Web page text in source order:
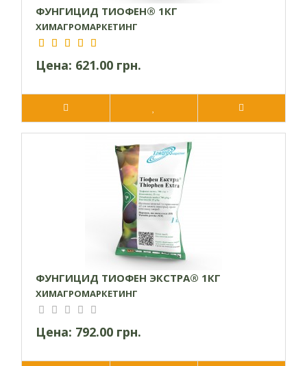
ФУНГИЦИД ТИОФЕН® 1КГ
ХИМАГРОМАРКЕТИНГ
Цена: 621.00 грн.
ФУНГИЦИД ТИОФЕН ЭКСТРА® 1КГ
ХИМАГРОМАРКЕТИНГ
Цена: 792.00 грн.